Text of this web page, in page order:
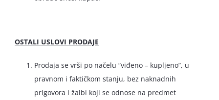
OSTALI USLOVI PRODAJE
Prodaja se vrši po načelu “viđeno – kupljeno”, u
pravnom i faktičkom stanju, bez naknadnih
prigovora i žalbi koji se odnose na predmet